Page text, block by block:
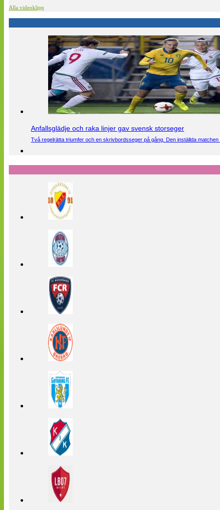
Alla videoklipp
Anfallsglädje och raka linjer gav svensk storseger
Två regelrätta triumfer och en skrivbordsseger på gång. Den inställda